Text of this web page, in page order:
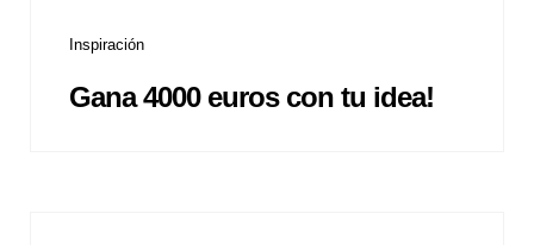
Inspiración
Gana 4000 euros con tu idea!